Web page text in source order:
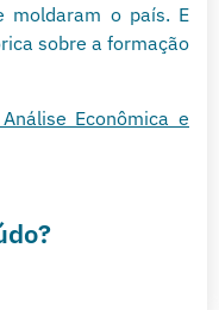
moldaram o país. E
sobre a formação
Econômica e